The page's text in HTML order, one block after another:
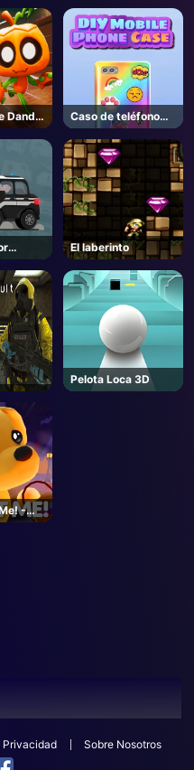
Dandy
Online
Caso de teléfono
DIY
El laberinto
Pelota Loca 3D
-
Privacidad Sobre Nosotros